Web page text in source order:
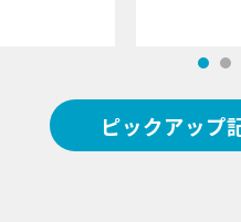
ピックアップ